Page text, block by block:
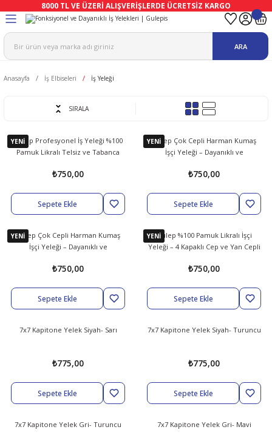
8000 TL VE ÜZERİ ALIŞVERİŞLERDE ÜCRETSİZ KARGO
Geri Dön
Tulum
Geri Dön
Geri Dön
Eldivenler
Geri Dön
Ve Vizör
Ekipmanları
Geri Dön
Geri Dön
ARA
Anasayfa İş Elbiseleri İş Yeleği
SIRALA
YENİ
Gülep Profesyonel İş Yeleği %100
Pamuk Likralı Telsiz ve Tabanca
₺750,00
Sepete Ekle
YENİ
Gülep Çok Cepli Harman Kumaş
İşçi Yeleği – Dayanıklı ve
₺750,00
Sepete Ekle
YENİ
Gülep Çok Cepli Harman Kumaş
İşçi Yeleği – Dayanıklı ve
₺750,00
Sepete Ekle
YENİGülep %100 Pamuk Likralı İşçi
Yeleği – 4 Kapaklı Cep ve Yan Cepli
₺750,00
Sepete Ekle
7x7 Kapitone Yelek Siyah- Sarı
₺775,00
Sepete Ekle
7x7 Kapitone Yelek Siyah- Turuncu
₺775,00
Sepete Ekle
7x7 Kapitone Yelek Gri- Turuncu 7x7 Kapitone Yelek Gri- Mavi